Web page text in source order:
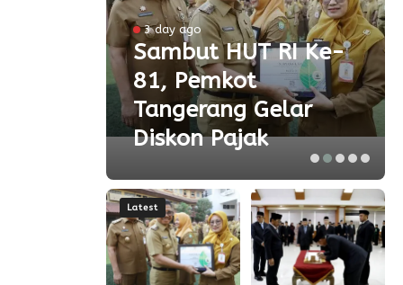
3 day ago
Sambut HUT RI Ke-
81, Pemkot
Tangerang Gelar
Diskon Pajak
Latest